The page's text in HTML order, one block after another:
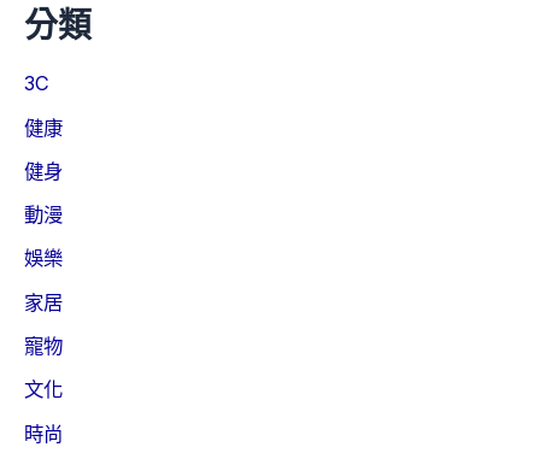
分類
3C
健康
健身
動漫
娛樂
家居
寵物
文化
時尚